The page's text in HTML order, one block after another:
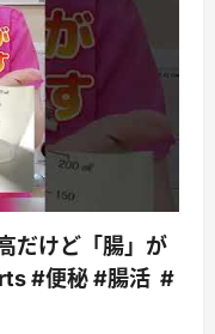
だけど「腸」が
#便秘 #腸活 #